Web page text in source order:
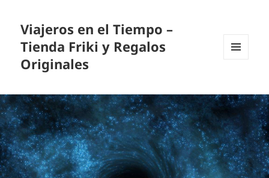
Viajeros en el Tiempo –
Tienda Friki y Regalos
Originales